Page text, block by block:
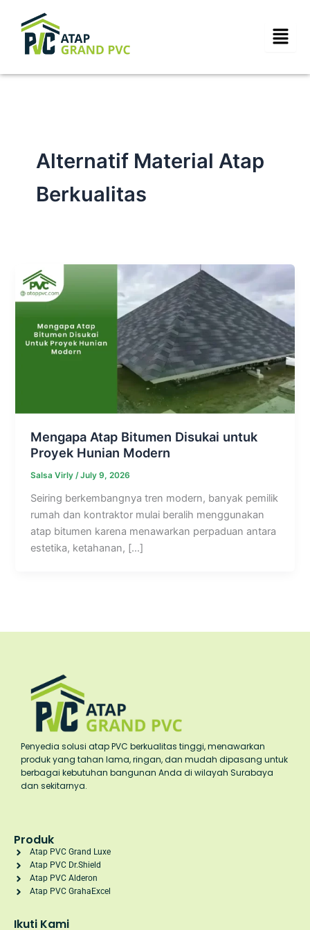
content
Alternatif Material Atap
Berkualitas
Mengapa Atap Bitumen Disukai untuk
Proyek Hunian Modern
Salsa Virly/July 9, 2026
Seiring berkembangnya tren modern, banyak pemilik
rumah dan kontraktor mulai beralih menggunakan
atap bitumen karena menawarkan perpaduan antara
estetika, ketahanan, […]
Penyedia solusi atap PVC berkualitas tinggi, menawarkan
produk yang tahan lama, ringan, dan mudah dipasang untuk
berbagai kebutuhan bangunan Anda di wilayah Surabaya
dan sekitarnya.
Produk
Atap PVC Grand Luxe
Atap PVC Dr.Shield
Atap PVC Alderon
Atap PVC GrahaExcel
Ikuti Kami